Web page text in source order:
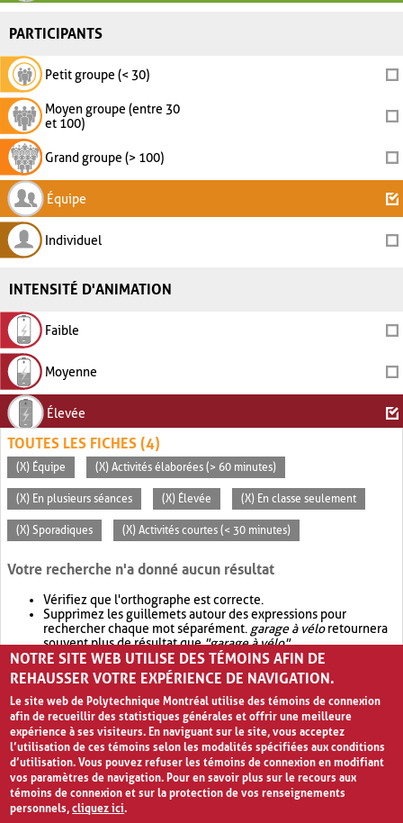
PARTICIPANTS
Petit groupe (< 30)
Moyen groupe (entre 30
et 100)
Grand groupe (> 100)
Équipe
Individuel
INTENSITÉ D'ANIMATION
Faible
Moyenne
Élevée
TOUTES LES FICHES (4)
(X) Équipe (X) Activités élaborées (> 60 minutes)
(X) En plusieurs séances (X) Élevée (X) En classe seulement
(X) Sporadiques (X) Activités courtes (< 30 minutes)
Votre recherche n'a donné aucun résultat
Vérifiez que l'orthographe est correcte.
Supprimez les guillemets autour des expressions pour
rechercher chaque mot séparément. garage à véloretournera
souvent plus de résultat que"garage à vélo".
Envisagez d'élargir votre recherche avec OR.garage OR vélo
retournera souvent plus de résultat quegarage à vélo
NOTRE SITE WEB UTILISE DES TÉMOINS AFIN DE
REHAUSSER VOTRE EXPÉRIENCE DE NAVIGATION.
Le site web de Polytechnique Montréal utilise des témoins de connexion
afin de recueillir des statistiques générales et offrir une meilleure
expérience à ses visiteurs. En naviguant sur le site, vous acceptez
l’utilisation de ces témoins selon les modalités spécifiées aux conditions
d’utilisation. Vous pouvez refuser les témoins de connexion en modifiant
vos paramètres de navigation. Pour en savoir plus sur le recours aux
témoins de connexion et sur la protection de vos renseignements
personnels,cliquez ici.